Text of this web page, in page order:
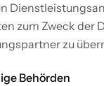
zum Zweck
zu
Behörden